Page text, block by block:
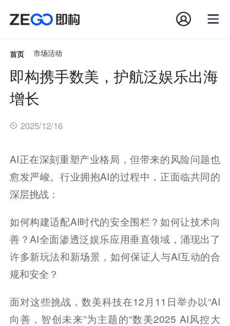
首页 市场活动
即构携手数美，护航泛娱乐出海
增长
2025/12/16
AI正在深刻重塑产业格局，但带来的风险问题也
愈发严峻。行业拥抱AI的过程中，正面临共同的
深层挑战：
如何构建适配AI时代的安全围栏？如何让技术向
善？AI全面渗透泛娱乐应用垂直领域，涌现出了
许多新玩法和新场景，如何保证人与AI互动的合
规和安全？
面对这些挑战，数美科技在12月11日举办以“AI
向善，智创未来”为主题的“数美2025 AI风控大